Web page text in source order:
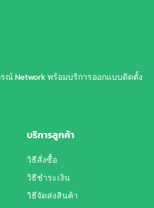
ณ์ Network พร้อมบริการออกแบบติดตั้ง
บริการลูกค้า
วิธีสั่งซื้อ
วิธีชำระเงิน
วิธีจัดส่งสินค้า